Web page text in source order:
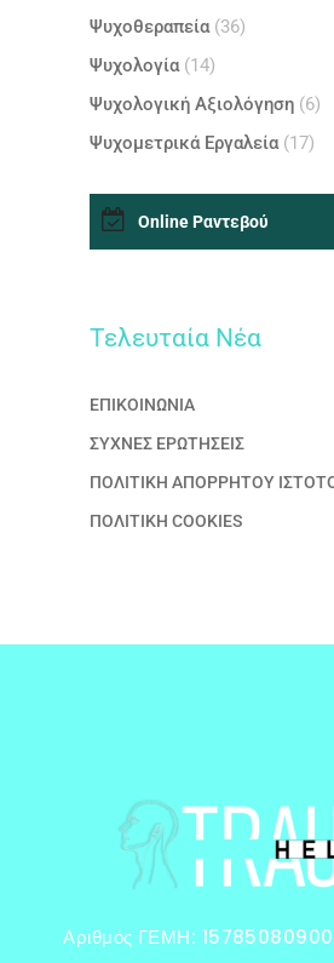
Ψυχοθεραπεία(36)
Ψυχολογία(14)
Ψυχολογική Αξιολόγηση (6)
Ψυχομετρικά Εργαλεία(17)
Online Ραντεβού
Τελευταία Nέα
ΕΠΙΚΟΙΝΩΝΙΑ
ΣΥΧΝΕΣ ΕΡΩΤΗΣΕΙΣ
ΠΟΛΙΤΙΚΗ ΑΠΟΡΡΗΤΟΥ
ΠΟΛΙΤΙΚΗ COOKIES
Αριθμός ΓΕΜΗ: